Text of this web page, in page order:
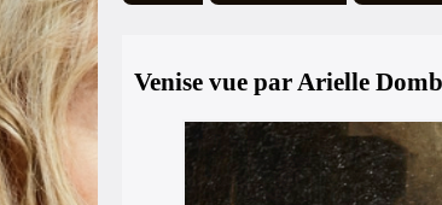
Venise vue par Arielle